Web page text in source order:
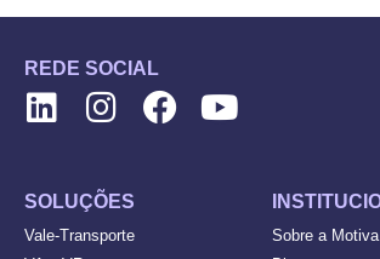
REDE SOCIAL
SOLUÇÕES
Vale-Transporte
Sobre a Motiva